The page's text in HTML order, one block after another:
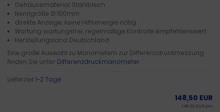
Gehäusematerial: Stahlblech
Nenngröße Ø: 100mm
direkte Anzeige, keine Hilfsenergie nötig
Wartung: wartungsfrei, regelmäßige Kontrolle empfehlenswert
Herstellungsland: Deutschland
Eine große Auswahl zu Manometern zur Differenzdruckmessung
finden Sie unter Differenzdruckmanometer.
Lieferzeit:1-2 Tage
148,50 EUR
148,50 EUR pro